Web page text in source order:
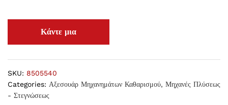
SKU: 8505540
Categories: Αξεσουάρ Μηχανημάτων Καθαρισμού, Μηχανές Πλύσεως
- Στεγνώσεως